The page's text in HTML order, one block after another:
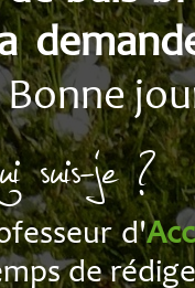
suis-je ?
d'
de